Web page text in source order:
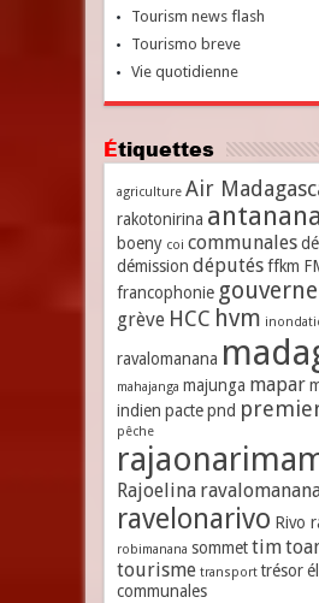
Tourism news flash
Tourismo breve
Vie quotidienne
Étiquettes
agriculture Air
rakotonirina
boeny coi communales
démission députés ffkm
francophonie
grève HCC hvm
ravalomanana
mahajanga majunga mapar
indien pacte pnd
pêche
Rajoelina
ravelonarivo Rivo
robimanana sommet tim
tourisme transport trésor
communales